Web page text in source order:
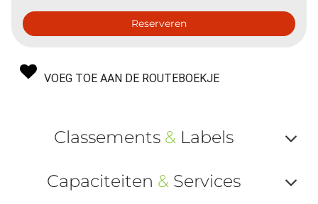
Reserveren
VOEG TOE AAN DE ROUTEBOEKJE
Classements &Labels
ou
Capaciteiten &Services